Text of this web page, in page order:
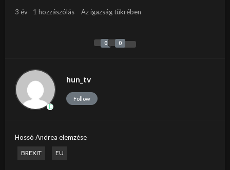
3 év 1 hozzászólás Az igazság tükrében
0 0
hun_tv
Follow
Hossó Andrea elemzése
BREXIT EU